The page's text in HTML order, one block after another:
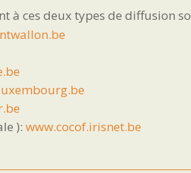
à ces deux types de diffusion
):www.cocof.irisnet.be